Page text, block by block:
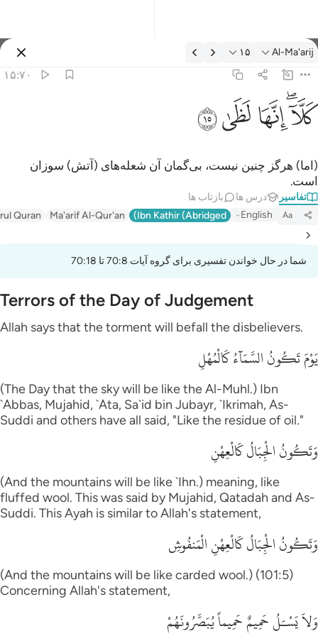
تفسیر: Al-Ma'arij ۱۵:۷۰
Al-Ma'arij ۱۵
۱۵:۷۰
كلا انها لظى ١٥
كَلَّآ ۖ إِنَّهَا لَظَىٰ ١٥
ﱚﱛﱜﱝﱞ
(اما) هرگز چنین نیست، بی‌گمان آن شعله‌های (آتش) سوزان
است.
تفاسیر درس ها بازتاب ها
Aa
English
Ibn Kathir (Abridged)
Ma'arif Al-Qur'an
Quran
شما در حال خواندن تفسیری برای گروه آیات 70:8 تا 70:18
Terrors of the Day of Judgement
Allah says that the torment will befall the disbelievers.
يَوْمَ تَكُونُ السَّمَآءُ كَالْمُهْلِ
(The Day that the sky will be like the Al-Muhl.) Ibn
`Abbas, Mujahid, `Ata, Sa`id bin Jubayr, `Ikrimah, As-
Suddi and others have all said, "Like the residue of oil."
وَتَكُونُ الْجِبَالُ كَالْعِهْنِ
(And the mountains will be like `Ihn.) meaning, like
fluffed wool. This was said by Mujahid, Qatadah and As-
Suddi. This Ayah is similar to Allah's statement,
وَتَكُونُ الْجِبَالُ كَالْعِهْنِ الْمَنفُوشِ
(And the mountains will be like carded wool.) (101:5)
Concerning Allah's statement,
وَلاَ يَسْـَلُ حَمِيمٌ حَمِيماً يُبَصَّرُونَهُمْ